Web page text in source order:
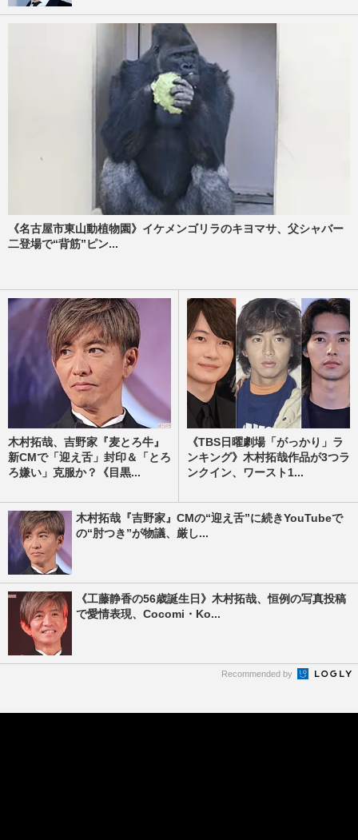
《名古屋市東山動植物園》イケメンゴリラのキヨマサ、父シャバー
二登場で“背筋”ピン...
木村拓哉、吉野家『麦とろ牛』
新CMで「迎え舌」封印＆「とろ
ろ嫌い」克服か？《目黒...
《TBS日曜劇場「がっかり」ラ
ンキング》木村拓哉作品が3つラ
ンクイン、ワースト1...
木村拓哉『吉野家』CMの“迎え舌”に続きYouTubeで
の“肘つき”が物議、厳し...
《工藤静香の56歳誕生日》木村拓哉、恒例の写真投稿
で愛情表現、Cocomi・Ko...
Recommended by